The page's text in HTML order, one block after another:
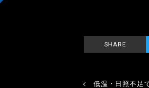
SHARE
低温・日照不足